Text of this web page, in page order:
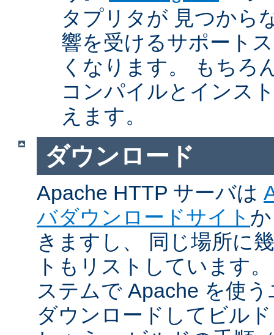
タプリタが 見つから
響を受けるサポート
くなります。 もちろ
コンパイルとインス
えます。
ダウンロード
Apache HTTP サーバは
バダウンロードサイト
きますし、 同じ場所に
トもリストしています
ステムで Apache を使
ダウンロードしてビル